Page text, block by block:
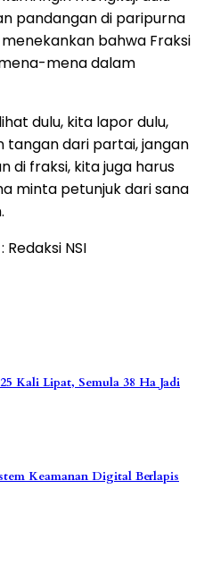
pandangan di paripurna
bahwa Fraksi
mena dalam
dulu, kita lapor dulu,
tangan dari partai, jangan
di fraksi, kita juga harus
minta petunjuk dari sana
NSI
Kali Lipat, Semula 38 Ha Jadi
Keamanan Digital Berlapis